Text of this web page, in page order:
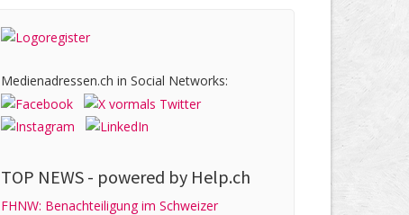
Medienadressen.ch in Social Networks:
TOP NEWS - powered by Help.ch
FHNW: Benachteiligung im Schweizer